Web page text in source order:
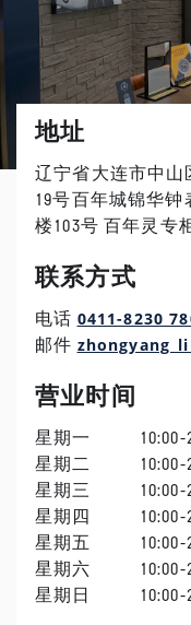
地址
辽宁省大连市中山
19号百年城锦华钟
楼103号 百年灵专
联系方式
电话 0411-8230
邮件
营业时间
星期一
10:00-
星期二
10:00-
星期三
10:00-
星期四
10:00-
星期五
10:00-
星期六
10:00-
星期日
10:00-